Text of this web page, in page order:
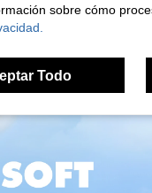
sobre cómo
Todo